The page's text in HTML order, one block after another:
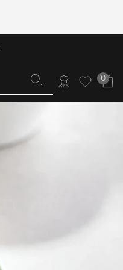
0